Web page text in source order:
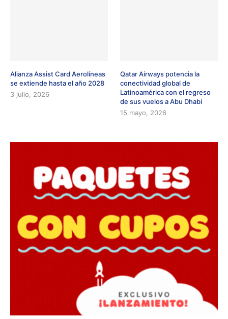
Alianza Assist Card Aerolíneas
se extiende hasta el año 2028
3 julio, 2026
Qatar Airways potencia la
conectividad global de
Latinoamérica con el regreso
de sus vuelos a Abu Dhabi
15 mayo, 2026